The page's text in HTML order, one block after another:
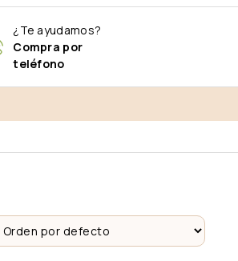
¿Te ayudamos?
Compra por
teléfono